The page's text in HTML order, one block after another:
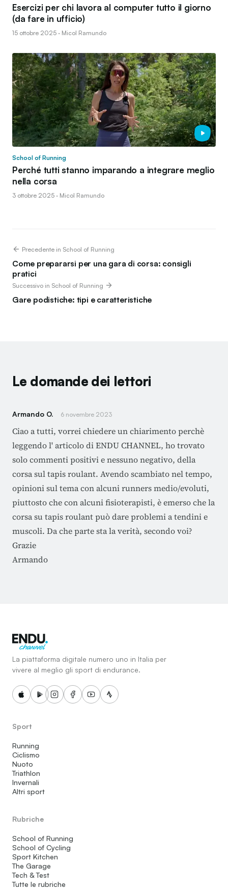
Esercizi per chi lavora al computer tutto il giorno
(da fare in ufficio)
15 ottobre 2025 · Micol Ramundo
School of Running
Perché tutti stanno imparando a integrare meglio
nella corsa
3 ottobre 2025 · Micol Ramundo
Precedente in School of Running
Come prepararsi per una gara di corsa: consigli
pratici
Successivo in School of Running
Gare podistiche: tipi e caratteristiche
Le domande dei lettori
Armando O. 6 novembre 2023
Ciao a tutti, vorrei chiedere un chiarimento perchè
leggendo l' articolo di ENDU CHANNEL, ho trovato
solo commenti positivi e nessuno negativo, della
corsa sul tapis roulant. Avendo scambiato nel tempo,
opinioni sul tema con alcuni runners medio/evoluti,
piuttosto che con alcuni fisioterapisti, è emerso che la
corsa su tapis roulant può dare problemi a tendini e
muscoli. Da che parte sta la verità, secondo voi?
Grazie
Armando
La piattaforma digitale numero uno in Italia per
vivere al meglio gli sport di endurance.
Sport
Running
Ciclismo
Nuoto
Triathlon
Invernali
Altri sport
Rubriche
School of Running
School of Cycling
Sport Kitchen
The Garage
Tech & Test
Tutte le rubriche